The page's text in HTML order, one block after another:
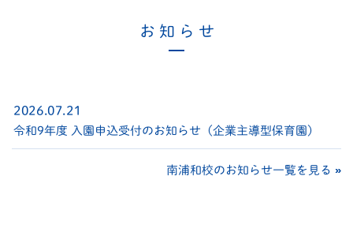
お 知 ら せ
2026.07.21
令和9年度 入園申込受付のお知らせ（企業主導型保育園）
南浦和校のお知らせ一覧を見る